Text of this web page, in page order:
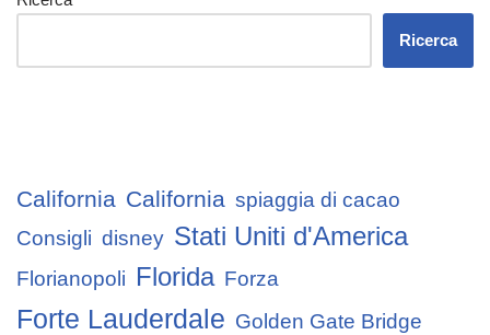
Ricerca
California California spiaggia di cacao
Consigli disney Stati Uniti d'America
Florianopoli Florida Forza
Forte Lauderdale Golden Gate Bridge